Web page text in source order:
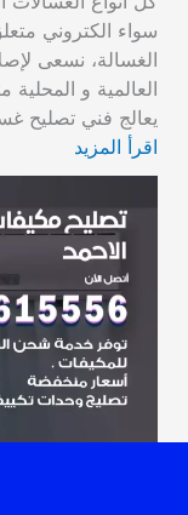
سواء الكتروني
الغسالة، نسعى
يعالج فني تصليح
اقرأ المزيد